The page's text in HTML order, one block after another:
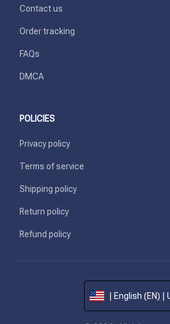
Contact us
Order tracking
FAQs
DMCA
POLICIES
Privacy policy
Terms of service
Shipping policy
Return policy
Refund policy
| English (EN) |